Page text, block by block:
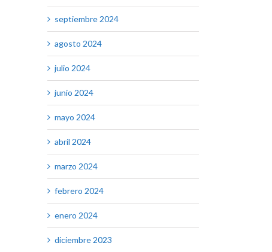
septiembre 2024
agosto 2024
julio 2024
junio 2024
mayo 2024
abril 2024
marzo 2024
febrero 2024
enero 2024
diciembre 2023